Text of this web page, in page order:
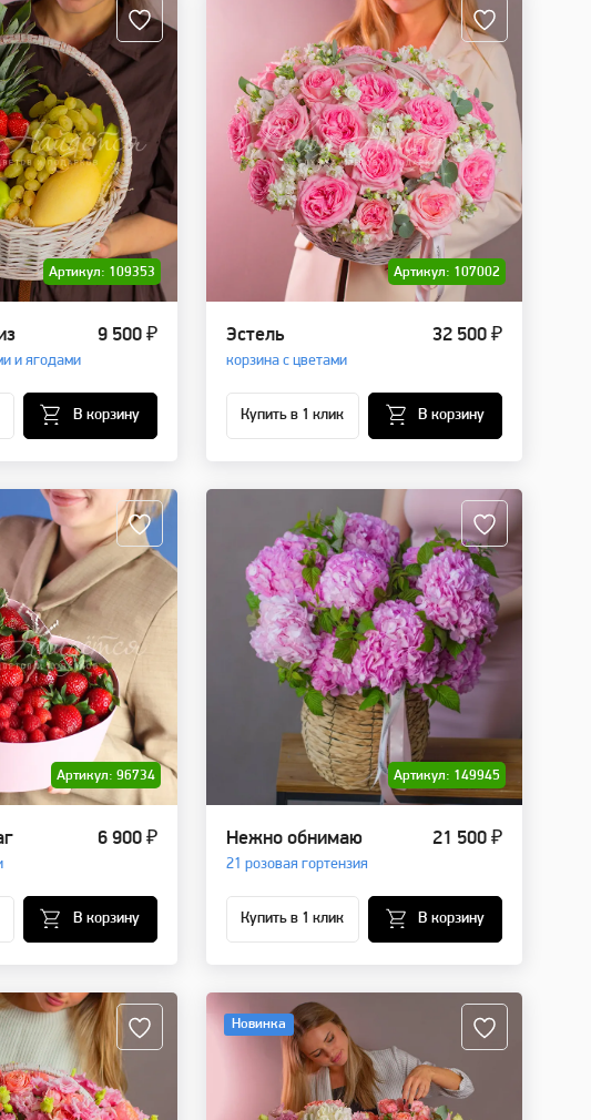
Артикул: 109353
и ягодами
9 500 ₽
В корзину
Артикул: 107002
Эстель
корзина с цветами
32 500 ₽
Купить в 1 клик В корзину
Артикул: 96734
6 900 ₽
В корзину
Артикул: 149945
Нежно обнимаю
21 розовая гортензия
21 500 ₽
Купить в 1 клик В корзину
Новинка